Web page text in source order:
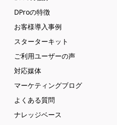
DProの特徴
お客様導入事例
スターターキット
ご利用ユーザーの声
対応媒体
マーケティングブログ
よくある質問
ナレッジベース